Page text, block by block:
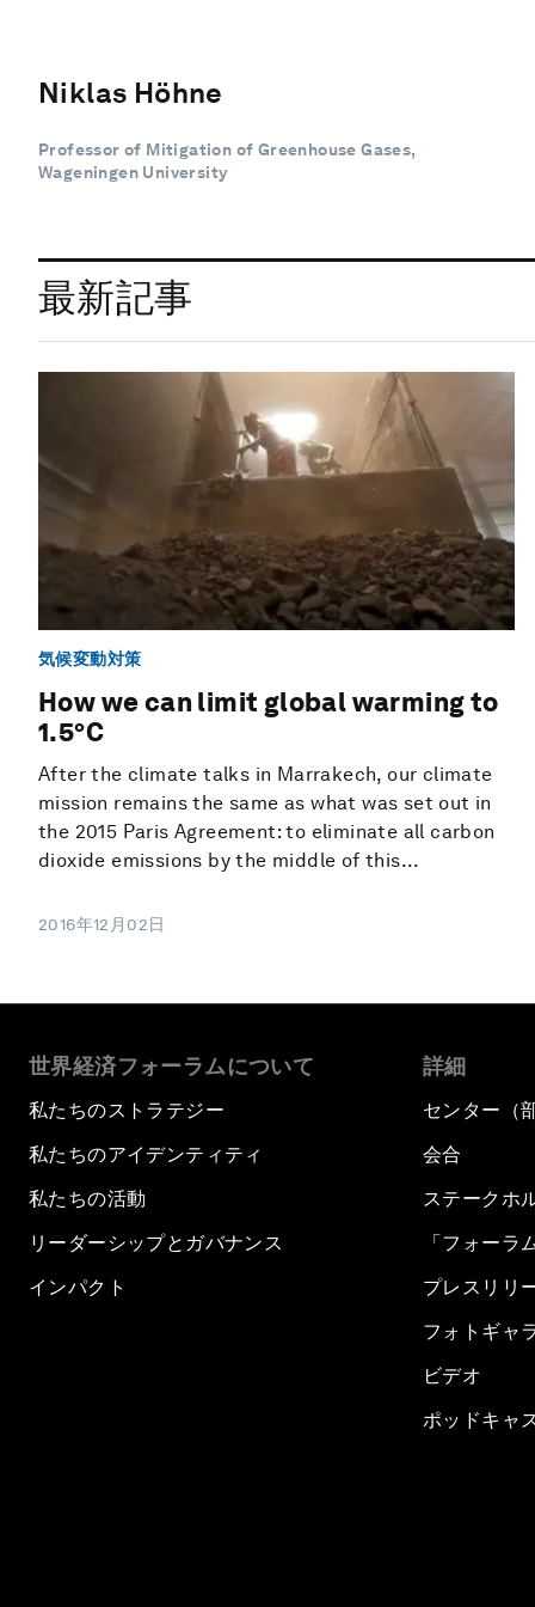
Niklas Höhne
Professor of Mitigation of Greenhouse Gases,
Wageningen University
最新記事
気候変動対策
How we can limit global warming to
1.5°C
After the climate talks in Marrakech, our climate
mission remains the same as what was set out in
the 2015 Paris Agreement: to eliminate all carbon
dioxide emissions by the middle of this...
2016年12月02日
世界経済フォーラムについて
私たちのストラテジー
私たちのアイデンティティ
私たちの活動
リーダーシップとガバナンス
インパクト
詳細
センター（
会合
ステークホ
「フォーラ
プレスリリ
フォトギャ
ビデオ
ポッドキャ